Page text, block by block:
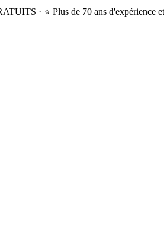
· ⭐ Plus de 70 ans d'expérience